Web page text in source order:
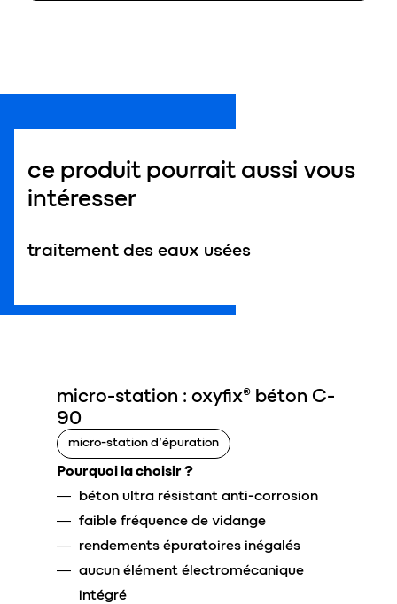
ce produit pourrait aussi vous
intéresser
traitement des eaux usées
micro-station : oxyfix® béton C-
90
micro-station d’épuration
Pourquoi la choisir ?
béton ultra résistant anti-corrosion
faible fréquence de vidange
rendements épuratoires inégalés
aucun élément électromécanique
intégré